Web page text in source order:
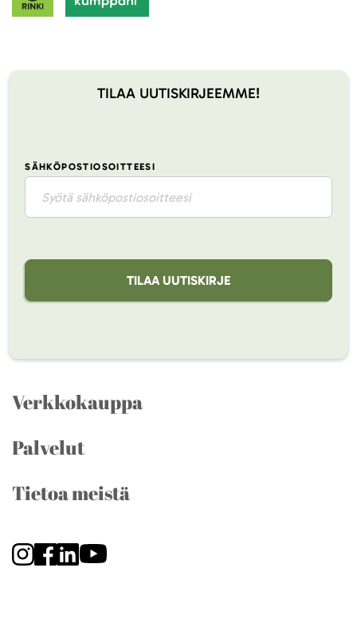
TILAA UUTISKIRJEEMME!
SÄHKÖPOSTIOSOITTEESI
TILAA UUTISKIRJE
Verkkokauppa
Palvelut
Tietoa meistä